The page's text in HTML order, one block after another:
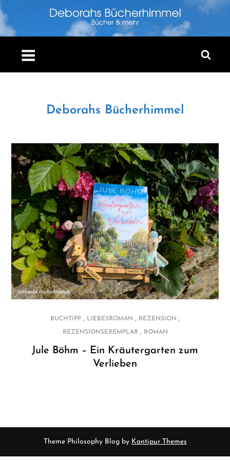
Skip
to
content
Deborahs Bücherhimmel
BUCHTIPP, LIEBESROMAN , REZENSION ,
REZENSIONSEXEMPLAR, ROMAN
Jule Böhm – Ein Kräutergarten zum
Verlieben
Theme Philosophy Blog by Kantipur Themes